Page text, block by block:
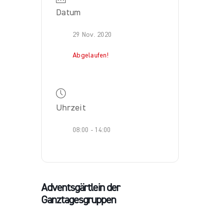
Datum
29 Nov. 2020
Abgelaufen!
Uhrzeit
08:00 - 14:00
Adventsgärtlein der
Ganztagesgruppen